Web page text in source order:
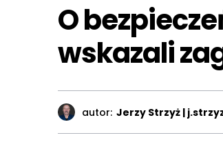
O
wskazali
autor: Jerzy Strzyż |